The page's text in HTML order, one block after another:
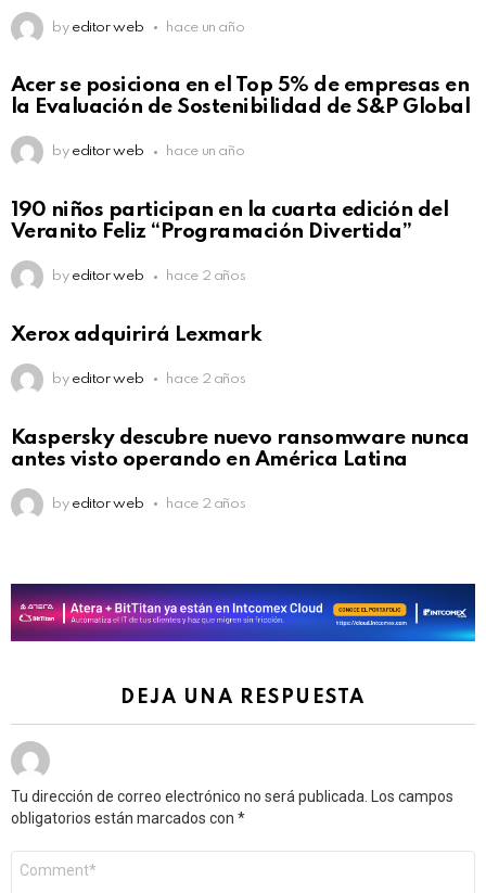
by editor web hace un año
Acer se posiciona en el Top 5% de empresas en
la Evaluación de Sostenibilidad de S&P Global
by editor web hace un año
190 niños participan en la cuarta edición del
Veranito Feliz “Programación Divertida”
by editor web hace 2 años
Xerox adquirirá Lexmark
by editor web hace 2 años
Kaspersky descubre nuevo ransomware nunca
antes visto operando en América Latina
by editor web hace 2 años
DEJA UNA RESPUESTA
Tu dirección de correo electrónico no será publicada.
Los campos
obligatorios están marcados con *